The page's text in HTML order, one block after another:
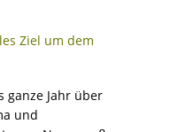
Ziel um dem
ganze Jahr über
und